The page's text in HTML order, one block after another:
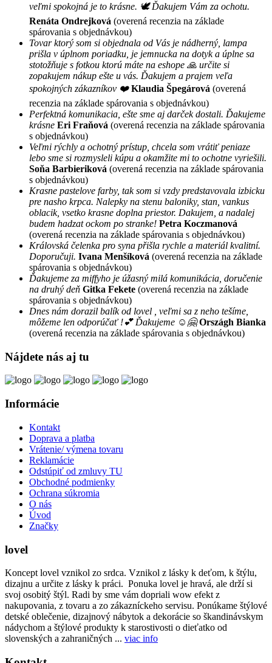
veľmi spokojná je to krásne. 🕊 Ďakujem Vám za ochotu.
Renáta Ondrejková (overená recenzia na základe
spárovania s objednávkou)
Tovar ktorý som si objednala od Vás je nádherný, lampa
prišla v úplnom poriadku, je jemnucka na dotyk a úplne sa
stotožňuje s fotkou ktorú máte na eshope 🙏 určite si
zopakujem nákup ešte u vás. Ďakujem a prajem veľa
spokojných zákazníkov ❤️ Klaudia Špegárová (overená
recenzia na základe spárovania s objednávkou)
Perfektná komunikacia, ešte sme aj darček dostali. Ďakujeme
krásne Eri Fraňová (overená recenzia na základe spárovania
s objednávkou)
Veľmi rýchly a ochotný prístup, chcela som vrátiť peniaze
lebo sme si rozmysleli kúpu a okamžite mi to ochotne vyriešili.
Soňa Barbieriková (overená recenzia na základe spárovania
s objednávkou)
Krasne pastelove farby, tak som si vzdy predstavovala izbicku
pre nasho krpca. Nalepky na stenu baloniky, stan, vankus
oblacik, vsetko krasne doplna priestor. Dakujem, a nadalej
budem hadzat ockom po stranke! Petra Koczmanová
(overená recenzia na základe spárovania s objednávkou)
Královská čelenka pro syna přišla rychle a materiál kvalitní.
Doporučuji. Ivana Menšíková (overená recenzia na základe
spárovania s objednávkou)
Ďakujeme za miffyho je úžasný milá komunikácia, doručenie
na druhý deň Gitka Fekete (overená recenzia na základe
spárovania s objednávkou)
Dnes nám dorazil balík od lovel , veľmi sa z neho tešíme,
môžeme len odporúčať !💕 Ďakujeme ☺️🤗 Országh Bianka
(overená recenzia na základe spárovania s objednávkou)
Nájdete nás aj tu
Informácie
Kontakt
Doprava a platba
Vrátenie/ výmena tovaru
Reklamácie
Odstúpiť od zmluvy TU
Obchodné podmienky
Ochrana súkromia
O nás
Úvod
Značky
lovel
Koncept lovel vznikol zo srdca. Vznikol z lásky k deťom, k štýlu,
dizajnu a určite z lásky k práci. Ponuka lovel je hravá, ale drží si
svoj osobitý štýl. Radi by sme vám dopriali wow efekt z
nakupovania, z tovaru a zo zákazníckeho servisu. Ponúkame štýlové
detské oblečenie, dizajnový nábytok a dekorácie so škandinávskym
nádychom a štýlové produkty k starostivosti o dieťatko od
slovenských a zahraničných ... viac info